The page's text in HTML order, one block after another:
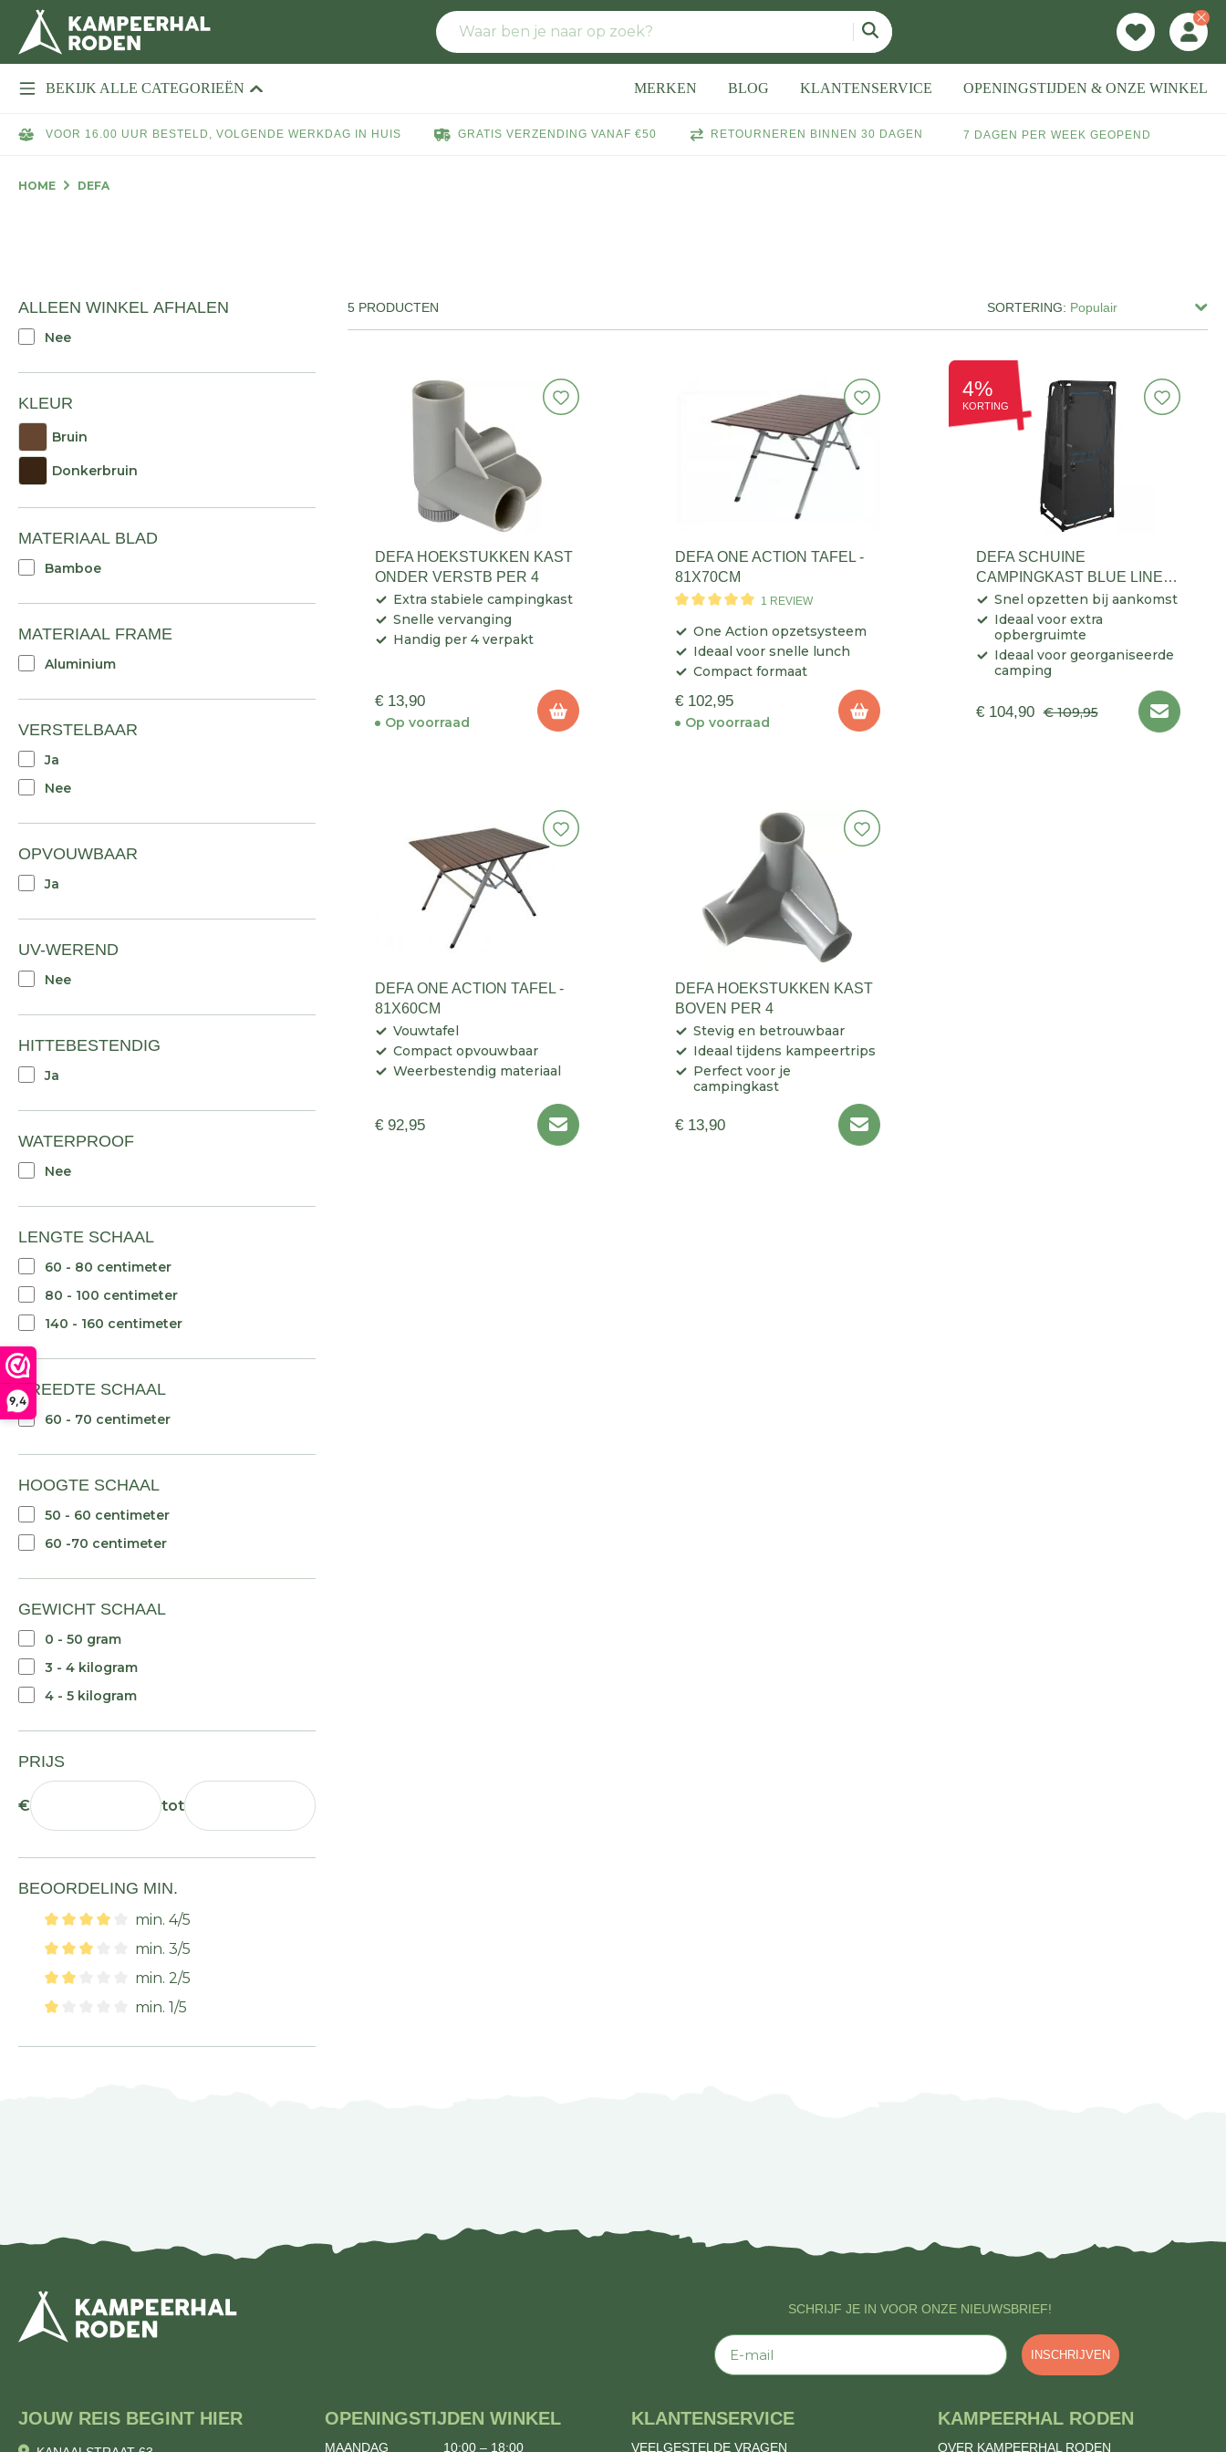
9,4
BEKIJK ALLE CATEGORIEËN MERKEN BLOG KLANTENSERVICE OPENINGSTIJDEN & ONZE WINKEL
VOOR 16.00 UUR BESTELD, VOLGENDE WERKDAG IN HUIS GRATIS VERZENDING VANAF €50 RETOURNEREN BINNEN 30 DAGEN 7 DAGEN PER WEEK GEOPEND
HOME DEFA
ALLEEN WINKEL AFHALEN
Nee
KLEUR
Bruin
Donkerbruin
MATERIAAL BLAD
Bamboe
MATERIAAL FRAME
Aluminium
VERSTELBAAR
Ja
Nee
OPVOUWBAAR
Ja
UV-WEREND
Nee
HITTEBESTENDIG
Ja
WATERPROOF
Nee
LENGTE SCHAAL
60 - 80 centimeter
80 - 100 centimeter
140 - 160 centimeter
BREEDTE SCHAAL
60 - 70 centimeter
HOOGTE SCHAAL
50 - 60 centimeter
60 -70 centimeter
GEWICHT SCHAAL
0 - 50 gram
3 - 4 kilogram
4 - 5 kilogram
PRIJS
€ tot
BEOORDELING MIN.
min. 4/5
min. 3/5
min. 2/5
min. 1/5
5 PRODUCTEN SORTERING:
DEFA HOEKSTUKKEN KAST
ONDER VERSTB PER 4
Extra stabiele campingkast
Snelle vervanging
Handig per 4 verpakt
€ 13,90
Op voorraad
DEFA ONE ACTION TAFEL -
81X70CM
1 REVIEW
One Action opzetsysteem
Ideaal voor snelle lunch
Compact formaat
€ 102,95
Op voorraad
4%
KORTING
DEFA SCHUINE
CAMPINGKAST BLUE LINE
140Snel opzetten bij aankomst
Ideaal voor extra
opbergruimte
Ideaal voor georganiseerde
camping
€ 104,90 € 109,95
DEFA ONE ACTION TAFEL -
81X60CM
Vouwtafel
Compact opvouwbaar
Weerbestendig materiaal
€ 92,95
DEFA HOEKSTUKKEN KAST
BOVEN PER 4
Stevig en betrouwbaar
Ideaal tijdens kampeertrips
Perfect voor je
campingkast
€ 13,90
SCHRIJF JE IN VOOR ONZE NIEUWSBRIEF!
E-mail
INSCHRIJVEN
JOUW REIS BEGINT HIER OPENINGSTIJDEN WINKEL
MAANDAG 10:00 – 18:00
KLANTENSERVICE
VEELGESTELDE VRAGEN
KAMPEERHAL RODEN
OVER KAMPEERHAL RODEN